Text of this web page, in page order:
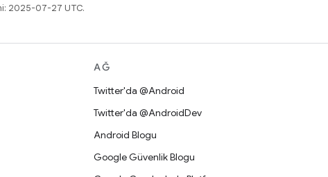
2025-07-27 UTC.
AĞ
Twitter'da @Android
Twitter'da @AndroidDev
Android Blogu
Google Güvenlik Blogu